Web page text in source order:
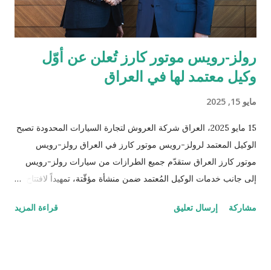
رولز-رويس موتور كارز تُعلن عن أوّل
وكيل معتمد لها في العراق
مايو 15, 2025
15 مايو 2025، العراق شركة العروش لتجارة السيارات المحدودة تصبح
الوكيل المعتمد لرولز-رويس موتور كارز في العراق رولز-رويس
موتور كارز العراق ستقدّم جميع الطرازات من سيارات رولز-رويس
إلى جانب خدمات الوكيل المُعتمد ضمن منشأة مؤقّتة، تمهيداً لافتتاح
رويس منذ تأسيس العلامة التجارية قبل 120 عاماً سوق المنتجات
مشاركة إرسال تعليق قراءة المزيد